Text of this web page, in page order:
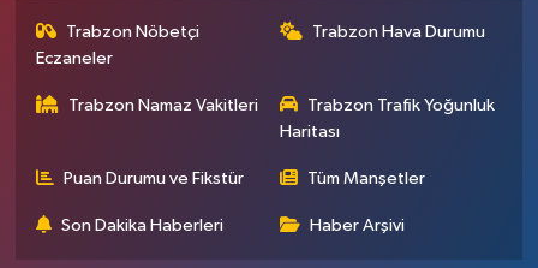
Trabzon Nöbetçi
Eczaneler
Trabzon Hava Durumu
Trabzon Namaz Vakitleri
Trabzon Trafik Yoğunluk
Haritası
Puan Durumu ve Fikstür Tüm Manşetler
Son Dakika Haberleri Haber Arşivi